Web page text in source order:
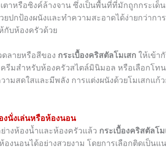
ตาหรือซิงค์ล้างจาน ซึ่งเป็นพื้นที่ที่มักถูกกระเด็
ยปกป้องผนังและทำความสะอาดได้ง่ายกว่าก
กับห้องครัวด้วย
ลายหรือสีของ กระเบื้องคริสตัลโมเสก ให้เข้า
รีมสำหรับห้องครัวสไตล์มินิมอล หรือเลือกโท
ามสดใสและมีพลัง การแต่งผนังด้วยโมเสกแ
งนั่งเล่นหรือห้องนอน
างห้องน้ำและห้องครัวแล้ว กระเบื้องคริสตัลโม
องนอนได้อย่างสวยงาม โดยการเลือกติดเป็น